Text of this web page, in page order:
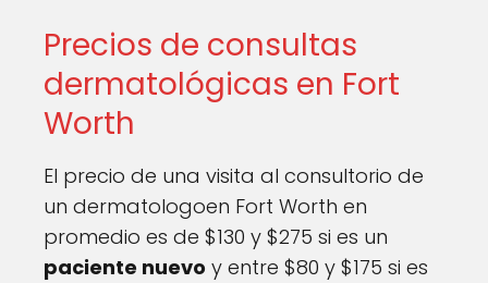
Precios de consultas
dermatológicas en Fort
Worth
El precio de una visita al consultorio de
un dermatologoen Fort Worth en
promedio es de $130 y $275 si es un
paciente nuevo y entre $80 y $175 si es